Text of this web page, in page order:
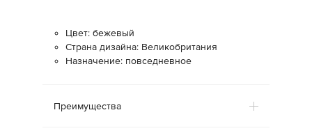
Цвет: бежевый
Страна дизайна: Великобритания
Назначение: повседневное
Преимущества